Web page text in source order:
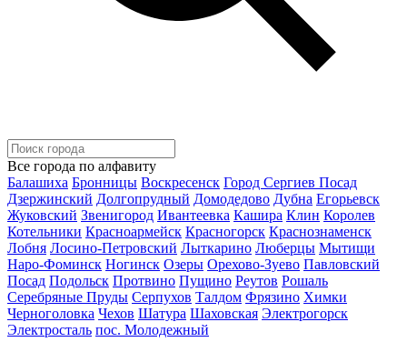
Все города по алфавиту
Балашиха Бронницы Воскресенск Город Сергиев Посад
Дзержинский Долгопрудный Домодедово Дубна Егорьевск
Жуковский Звенигород Ивантеевка Кашира Клин Королев
Котельники Красноармейск Красногорск Краснознаменск
Лобня Лосино-Петровский Лыткарино Люберцы Мытищи
Наро-Фоминск Ногинск Озеры Орехово-Зуево Павловский
Посад Подольск Протвино Пущино Реутов Рошаль
Серебряные Пруды Серпухов Талдом Фрязино Химки
Черноголовка Чехов Шатура Шаховская Электрогорск
Электросталь пос. Молодежный